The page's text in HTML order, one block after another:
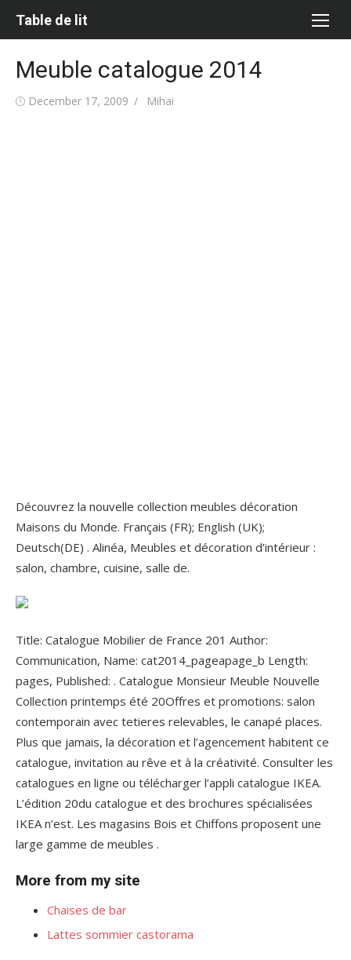
Table de lit
Meuble catalogue 2014
Posted
December 17, 2009 Author
Mihai
Découvrez la nouvelle collection meubles décoration
Maisons du Monde. Français (FR); English (UK);
Deutsch(DE) . Alinéa, Meubles et décoration d’intérieur :
salon, chambre, cuisine, salle de.
Title: Catalogue Mobilier de France 201 Author:
Communication, Name: cat2014_pageapage_b Length:
pages, Published: . Catalogue Monsieur Meuble Nouvelle
Collection printemps été 20Offres et promotions: salon
contemporain avec tetieres relevables, le canapé places.
Plus que jamais, la décoration et l’agencement habitent ce
catalogue, invitation au rêve et à la créativité. Consulter les
catalogues en ligne ou télécharger l’appli catalogue IKEA.
L’édition 20du catalogue et des brochures spécialisées
IKEA n’est. Les magasins Bois et Chiffons proposent une
large gamme de meubles .
More from my site
Chaises de bar
Lattes sommier castorama